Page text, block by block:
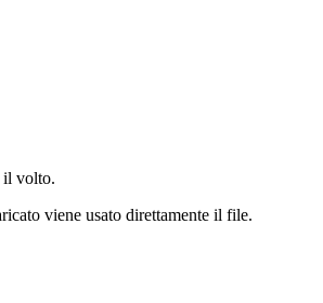
il volto.
viene usato direttamente il file.